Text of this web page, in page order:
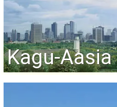
Kagu-Aasia